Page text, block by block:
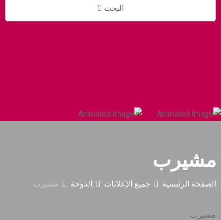
البحث
مشيرب
الصفحة الرئيسية جميع الإعلانات الدوحة مشيرب
مشيرب